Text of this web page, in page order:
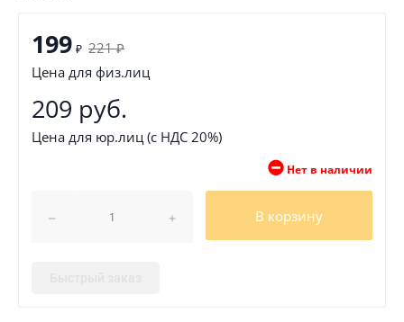
199 ₽ 221 ₽
Цена для физ.лиц
209 руб.
Цена для юр.лиц (с НДС 20%)
Нет в наличии
В корзину